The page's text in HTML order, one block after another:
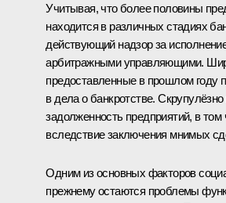
Учитывая, что более половины
находится в различных стадиях
действующий надзор за
арбитражными управляющими.
предоставленные в прошлом году
в дела о банкротстве.
задолженность предприятий, в
вследствие заключения мнимых
Одним из основных факторов
прежнему остаются проблемы